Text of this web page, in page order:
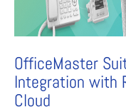
OfficeMaster
Integration with
Cloud